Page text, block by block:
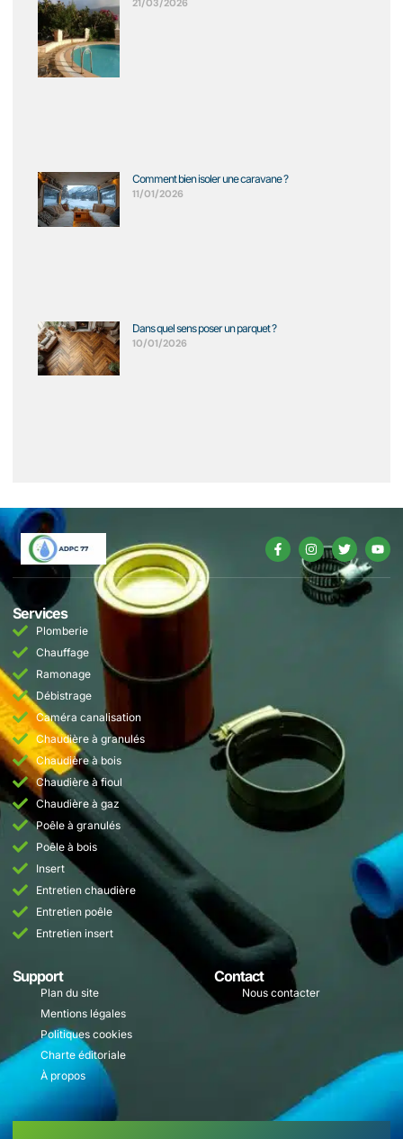
21/03/2026
Comment bien isoler une caravane ?
11/01/2026
Dans quel sens poser un parquet ?
10/01/2026
Services
Plomberie
Chauffage
Ramonage
Débistrage
Caméra canalisation
Chaudière à granulés
Chaudière à bois
Chaudière à fioul
Chaudière à gaz
Poêle à granulés
Poêle à bois
Insert
Entretien chaudière
Entretien poêle
Entretien insert
Support
Plan du site
Mentions légales
Politiques cookies
Charte éditoriale
À propos
Contact
Nous contacter